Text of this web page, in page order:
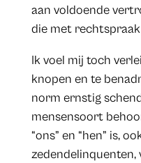
aan voldoende
die met
Ik voel mij toch
knopen en te
norm ernstig
mensensoort
“ons” en “hen” is,
zedendelinquenten,